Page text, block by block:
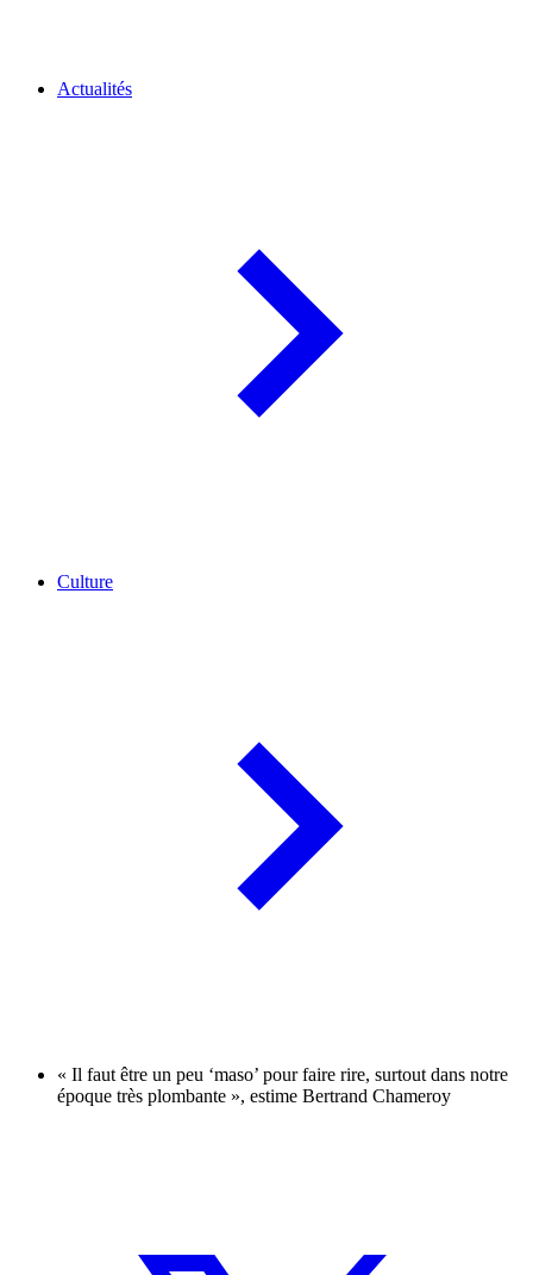
Actualités
Culture
« Il faut être un peu ‘maso’ pour faire rire, surtout dans notre
époque très plombante », estime Bertrand Chameroy